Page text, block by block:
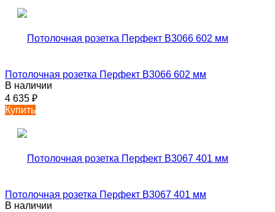
Потолочная розетка Перфект B3066 602 мм
В наличии
4 635 ₽
Купить
Потолочная розетка Перфект B3067 401 мм
В наличии